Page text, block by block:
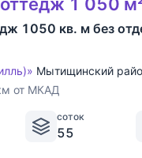
1050 кв. м без
Мытищинский
от МКАД
соток
55